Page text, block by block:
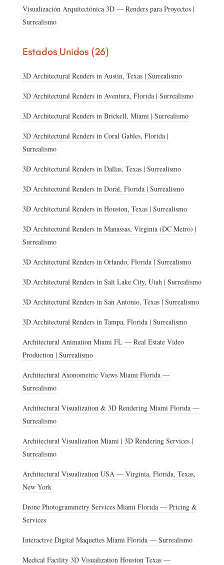
Visualización Arquitectónica 3D — Renders para Proyectos |
Surrealismo
Estados Unidos (26)
3D Architectural Renders in Austin, Texas | Surrealismo
3D Architectural Renders in Aventura, Florida | Surrealismo
3D Architectural Renders in Brickell, Miami | Surrealismo
3D Architectural Renders in Coral Gables, Florida |
Surrealismo
3D Architectural Renders in Dallas, Texas | Surrealismo
3D Architectural Renders in Doral, Florida | Surrealismo
3D Architectural Renders in Houston, Texas | Surrealismo
3D Architectural Renders in Manassas, Virginia (DC Metro) |
Surrealismo
3D Architectural Renders in Orlando, Florida | Surrealismo
3D Architectural Renders in Salt Lake City, Utah | Surrealismo
3D Architectural Renders in San Antonio, Texas | Surrealismo
3D Architectural Renders in Tampa, Florida | Surrealismo
Architectural Animation Miami FL — Real Estate Video
Production | Surrealismo
Architectural Axonometric Views Miami Florida —
Surrealismo
Architectural Visualization & 3D Rendering Miami Florida —
Surrealismo
Architectural Visualization Miami | 3D Rendering Services |
Surrealismo
Architectural Visualization USA — Virginia, Florida, Texas,
New York
Drone Photogrammetry Services Miami Florida — Pricing &
Services
Interactive Digital Maquettes Miami Florida — Surrealismo
Medical Facility 3D Visualization Houston Texas —